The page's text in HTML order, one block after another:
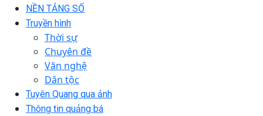
NỀN TẢNG SỐ
Truyền hình
Thời sự
Chuyên đề
Văn nghệ
Dân tộc
Tuyên Quang qua ảnh
Thông tin quảng bá